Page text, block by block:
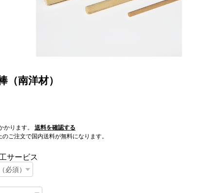
（南洋材）
ります。
送料を確認する
ご注文で国内送料が無料になります。
サービス